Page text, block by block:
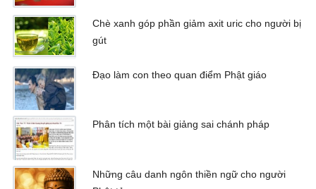
Chè xanh góp phần giảm axit uric cho người bị
gút
Đạo làm con theo quan điểm Phật giáo
Phân tích một bài giảng sai chánh pháp
Những câu danh ngôn thiền ngữ cho người